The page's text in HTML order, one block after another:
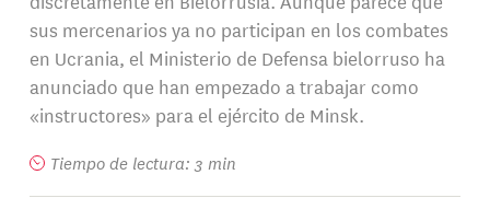
sus mercenarios ya no participan en los combates
en Ucrania, el Ministerio de Defensa bielorruso ha
anunciado que han empezado a trabajar como
«instructores» para el ejército de Minsk.
Tiempo de lectura: 3 min